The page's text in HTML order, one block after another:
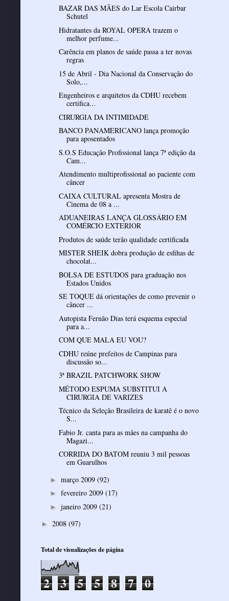
BAZAR DAS MÃES do Lar Escola Cairbar
Schutel
Hidratantes da ROYAL OPERA trazem o
melhor perfume...
Carência em planos de saúde passa a ter novas
regras
15 de Abril - Dia Nacional da Conservação do
Solo,...
Engenheiros e arquitetos da CDHU recebem
certifica...
CIRURGIA DA INTIMIDADE
BANCO PANAMERICANO lança promoção
para aposentados
S.O.S Educação Profissional lança 7ª edição da
Cam...
Atendimento multiprofissional ao paciente com
câncer
CAIXA CULTURAL apresenta Mostra de
Cinema de 08 a ...
ADUANEIRAS LANÇA GLOSSÁRIO EM
COMÉRCIO EXTERIOR
Produtos de saúde terão qualidade certificada
MISTER SHEIK dobra produção de esfihas de
chocolat...
BOLSA DE ESTUDOS para graduação nos
Estados Unidos
SE TOQUE dá orientações de como prevenir o
câncer ...
Autopista Fernão Dias terá esquema especial
para a...
COM QUE MALA EU VOU?
CDHU reúne prefeitos de Campinas para
discussão so...
3ª BRAZIL PATCHWORK SHOW
MÉTODO ESPUMA SUBSTITUI A
CIRURGIA DE VARIZES
Técnico da Seleção Brasileira de karatê é o novo
S...
Fabio Jr. canta para as mães na campanha do
Magazi...
CORRIDA DO BATOM reuniu 3 mil pessoas
em Guarulhos
► março 2009 (92)
► fevereiro 2009 (17)
► janeiro 2009 (21)
► 2008 (97)
Total de visualizações de página
2 3 5 5 8 7 0